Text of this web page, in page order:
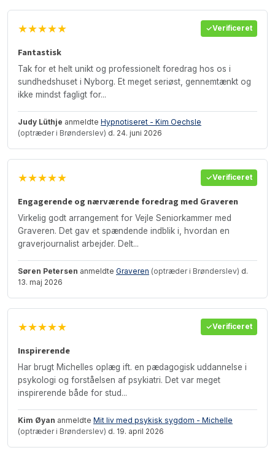
★★★★★ Verificeret
Fantastisk
Tak for et helt unikt og professionelt foredrag hos os i
sundhedshuset i Nyborg. Et meget seriøst, gennemtænkt og
ikke mindst fagligt for...
Judy Lüthje anmeldte Hypnotiseret - Kim Oechsle
(optræder i Brønderslev) d. 24. juni 2026
★★★★★ Verificeret
Engagerende og nærværende foredrag med Graveren
Virkelig godt arrangement for Vejle Seniorkammer med
Graveren. Det gav et spændende indblik i, hvordan en
graverjournalist arbejder. Delt...
Søren Petersen anmeldte Graveren (optræder i Brønderslev) d.
13. maj 2026
★★★★★ Verificeret
Inspirerende
Har brugt Michelles oplæg ift. en pædagogisk uddannelse i
psykologi og forståelsen af psykiatri. Det var meget
inspirerende både for stud...
Kim Øyan anmeldte Mit liv med psykisk sygdom - Michelle
(optræder i Brønderslev) d. 19. april 2026